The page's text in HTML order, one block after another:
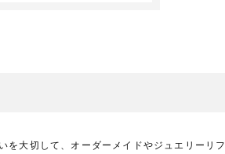
を大切して、オーダーメイドやジュエリーリフ